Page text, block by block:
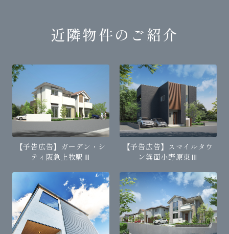
近隣物件のご紹介
【予告広告】ガーデン・シ
ティ阪急上牧駅Ⅲ
【予告広告】スマイルタウ
ン箕面小野原東Ⅲ